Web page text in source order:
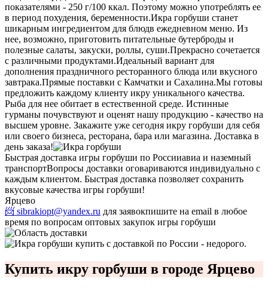
показателями - 250 г/100 ккал. Поэтому можно употреблять ее
в период похудения, беременности.Икра горбуши станет
шикарным ингредиентом для блюдв ежедневном меню. Из
нее, возможно, приготовить питательные бутерброды и
полезные салаты, закуски, роллы, суши.Прекрасно сочетается
с различными продуктами.Идеальный вариант для
дополнения праздничного ресторанного блюда или вкусного
завтрака.Прямые поставки с Камчатки и Сахалина.Мы готовы
предложить каждому клиенту икру уникального качества.
Рыба для нее обитает в естественной среде. Истинные
гурманы почувствуют и оценят нашу продукцию - качество на
высшем уровне. Закажите уже сегодня икру горбуши для себя
или своего бизнеса, ресторана, бара или магазина. Доставка в
день заказа!
Быстрая доставка игры горбуши по Россииавиа и наземный
транспортВопросы доставки оговариваются индивидуально с
каждым клиентом. Быстрая доставка позволяет сохранить
вкусовые качества игры горбуши!
Ярцево
📨 sibrakiopt@yandex.ru для заявокпишите на email в любое
время по вопросам оптовых закупок игры горбуши
Купить икру горбуши в городе Ярцево